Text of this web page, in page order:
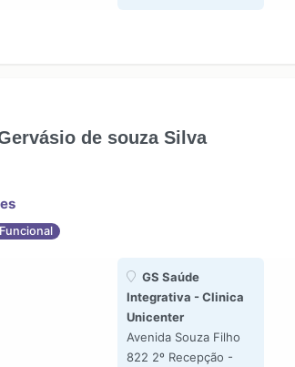
de souza Silva
Funcional
GS Saúde
Integrativa - Clinica
Unicenter
Avenida Souza Filho
822 2º Recepção -